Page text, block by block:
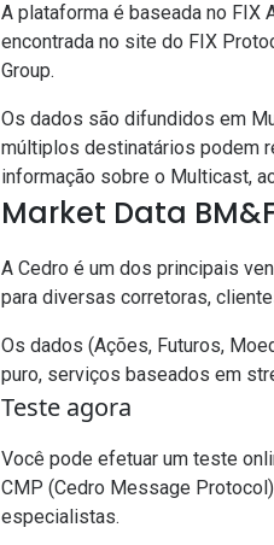
A plataforma é baseada no FIX
encontrada no site do FIX
Group.
Os dados são difundidos em
múltiplos destinatários podem
informação sobre o Multicast,
Market Data
A Cedro é um dos principais
para diversas corretoras,
Os dados (Ações, Futuros,
puro, serviços baseados em
Teste agora
Você pode efetuar um teste
CMP (Cedro Message
especialistas.